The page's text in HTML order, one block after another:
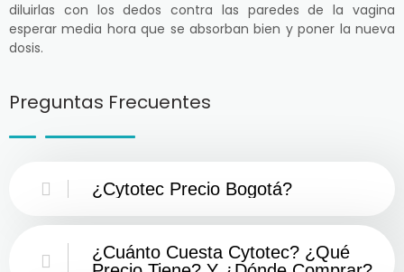
diluirlas con los dedos contra las paredes de la vagina
esperar media hora que se absorban bien y poner la nueva
dosis.
Preguntas Frecuentes
¿Cytotec Precio Bogotá?
¿Cuánto Cuesta Cytotec? ¿Qué